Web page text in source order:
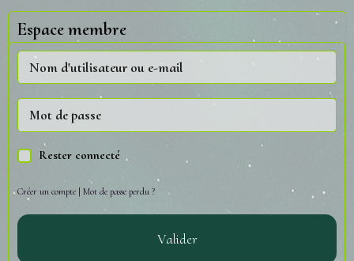
Espace membre
Rester connecté
Créer un compte | Mot de passe perdu ?
Valider